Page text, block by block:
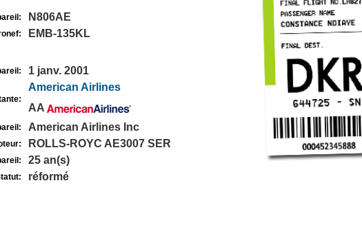
N806AE
EMB-135KL
1 janv. 2001
American Airlines
AA
American Airlines Inc
ROLLS-ROYC AE3007 SER
25 an(s)
réformé